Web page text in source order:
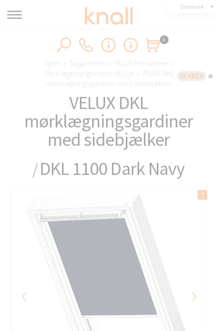
SKABER
Denmark
0
Hjem › Taggardiner › VELUX Persienner ›
Mørklægningsgardiner VELUX
›
VELUX DKL
mørklægningsgardiner med sidebjælker
VELUX DKL
mørklægningsgardiner
med sidebjælker
/DKL 1100 Dark Navy
‹ ›